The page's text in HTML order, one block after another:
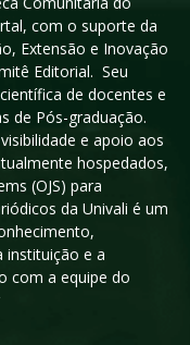
com o suporte da
Extensão e Inovação
Editorial. Seu
de docentes e
de Pós-graduação.
e apoio aos
hospedados,
(OJS) para
da Univali é um
instituição e a
com a equipe do